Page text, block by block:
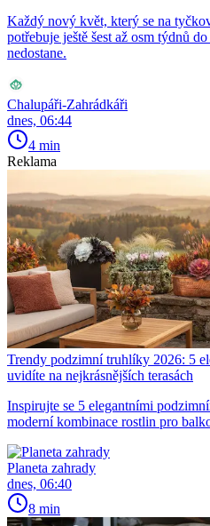
Každý nový květ, který se na
potřebuje ještě šest až osm týdnů
nedostane.
Chalupáři-Zahrádkáři
dnes, 06:44
4 min
Reklama
Trendy podzimní truhlíky 2026: 5
uvidíte na nejkrásnějších terasách
Inspirujte se 5 elegantními
moderní kombinace rostlin pro
Planeta zahrady
dnes, 06:40
8 min